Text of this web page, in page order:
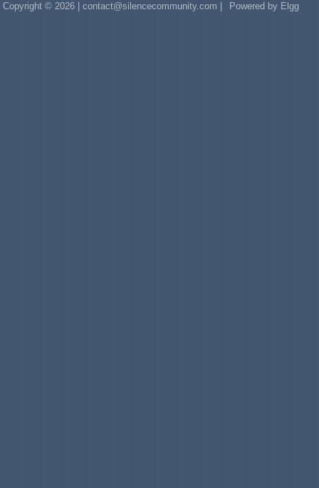
Copyright © 2026 | contact@silencecommunity.com | Powered by Elgg